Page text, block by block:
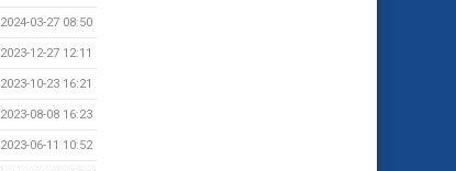
2024-03-27 08:50
2023-12-27 12:11
2023-10-23 16:21
2023-08-08 16:23
2023-06-11 10:52